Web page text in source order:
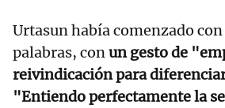
Urtasun había comenzado
palabras, conun gesto de
reivindicación para
"Entiendo perfectamente la